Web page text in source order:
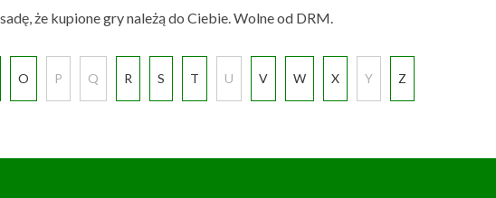
że kupione gry należą do Ciebie. Wolne od DRM.
O P Q R S T U V W X Y Z